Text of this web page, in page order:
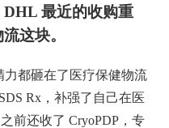
最近的收购重
这块。
都砸在了医疗保健物流
Rx，补强了自己在医
前还收了 CryoPDP，专